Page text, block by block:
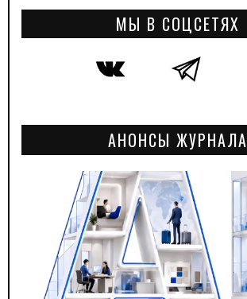
МЫ В СОЦСЕТЯХ
АНОНСЫ ЖУРНАЛА